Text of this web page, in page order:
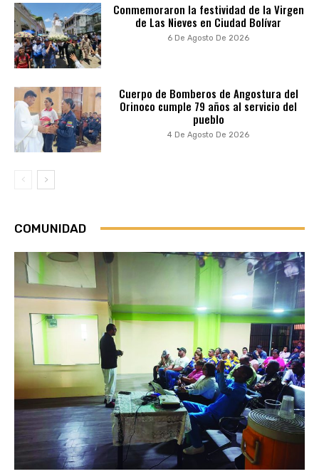
Conmemoraron la festividad de la Virgen
de Las Nieves en Ciudad Bolívar
6 De Agosto De 2026
Cuerpo de Bomberos de Angostura del
Orinoco cumple 79 años al servicio del
pueblo
4 De Agosto De 2026
COMUNIDAD